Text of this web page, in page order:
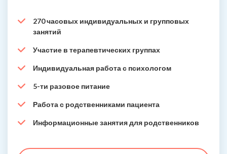
270 часовых индивидуальных и групповых
занятий
Участие в терапевтических группах
Индивидуальная работа с психологом
5-ти разовое питание
Работа с родственниками пациента
Информационные занятия для родственников